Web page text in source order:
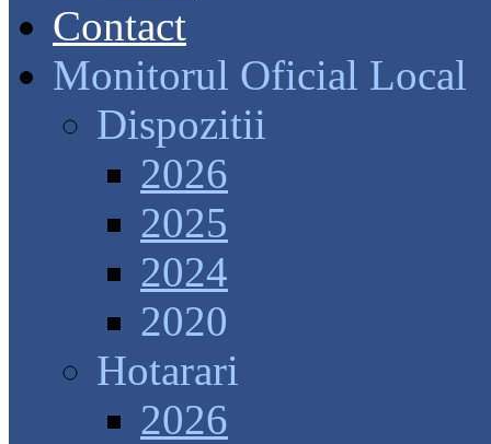
Contact
Monitorul Oficial Local
Dispozitii
2026
2025
2024
2020
Hotarari
2026